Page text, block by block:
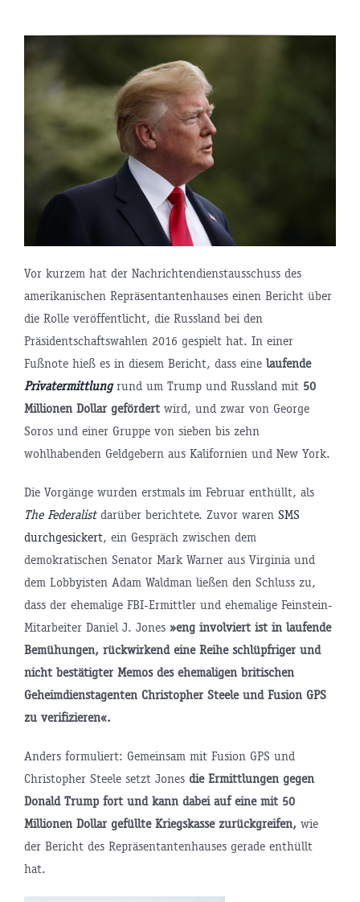
Vor kurzem hat der Nachrichtendienstausschuss des
amerikanischen Repräsentantenhauses einen Bericht über
die Rolle veröffentlicht, die Russland bei den
Präsidentschaftswahlen 2016 gespielt hat. In einer
Fußnote hieß es in diesem Bericht, dass eine laufende
Privatermittlungrund um Trump und Russland mit 50
Millionen Dollar gefördert wird, und zwar von George
Soros und einer Gruppe von sieben bis zehn
wohlhabenden Geldgebern aus Kalifornien und New York.
Die Vorgänge wurden erstmals im Februar enthüllt, als
The Federalistdarüber berichtete. Zuvor waren SMS
durchgesickert, ein Gespräch zwischen dem
demokratischen Senator Mark Warner aus Virginia und
dem Lobbyisten Adam Waldman ließen den Schluss zu,
dass der ehemalige FBI-Ermittler und ehemalige Feinstein-
Mitarbeiter Daniel J. Jones »eng involviert ist in laufende
Bemühungen, rückwirkend eine Reihe schlüpfriger und
nicht bestätigter Memos des ehemaligen britischen
Geheimdienstagenten Christopher Steele und Fusion GPS
zu verifizieren«.
Anders formuliert: Gemeinsam mit Fusion GPS und
Christopher Steele setzt Jones die Ermittlungen gegen
Donald Trump fort und kann dabei auf eine mit 50
Millionen Dollar gefüllte Kriegskasse zurückgreifen, wie
der Bericht des Repräsentantenhauses gerade enthüllt
hat.